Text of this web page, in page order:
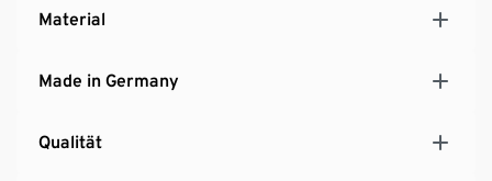
Material
Made in Germany
Qualität